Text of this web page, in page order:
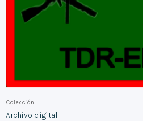
Colección
Archivo digital